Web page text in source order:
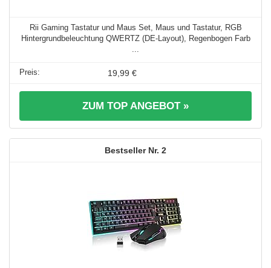
Rii Gaming Tastatur und Maus Set, Maus und Tastatur, RGB
Hintergrundbeleuchtung QWERTZ (DE-Layout), Regenbogen Farb
19,99 €
ZUM TOP ANGEBOT »
2